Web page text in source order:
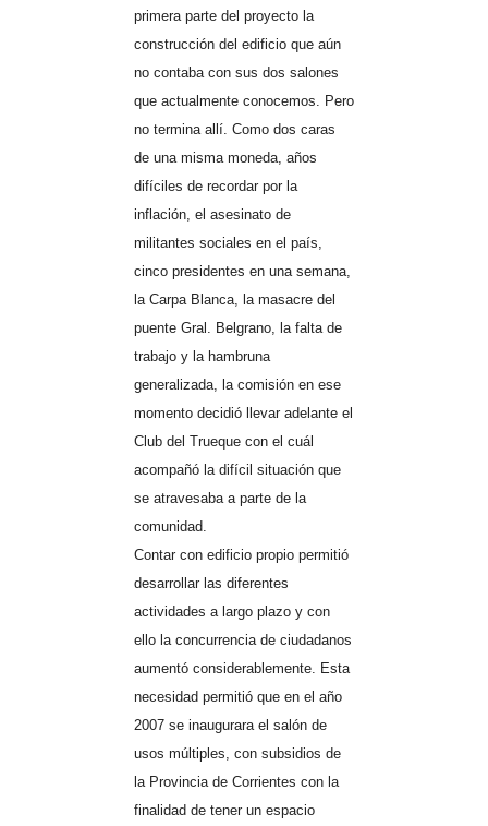
primera parte del proyecto la
construcción del edificio que aún
no contaba con sus dos salones
que actualmente conocemos. Pero
no termina allí. Como dos caras
de una misma moneda, años
difíciles de recordar por la
inflación, el asesinato de
militantes sociales en el país,
cinco presidentes en una semana,
la Carpa Blanca, la masacre del
puente Gral. Belgrano, la falta de
trabajo y la hambruna
generalizada, la comisión en ese
momento decidió llevar adelante el
Club del Trueque con el cuál
acompañó la difícil situación que
se atravesaba a parte de la
comunidad.
Contar con edificio propio permitió
desarrollar las diferentes
actividades a largo plazo y con
ello la concurrencia de ciudadanos
aumentó considerablemente. Esta
necesidad permitió que en el año
2007 se inaugurara el salón de
usos múltiples, con subsidios de
la Provincia de Corrientes con la
finalidad de tener un espacio